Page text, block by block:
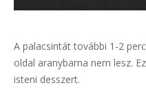
A palacsintát további 1-2
oldal aranybarna nem lesz.
isteni desszert.